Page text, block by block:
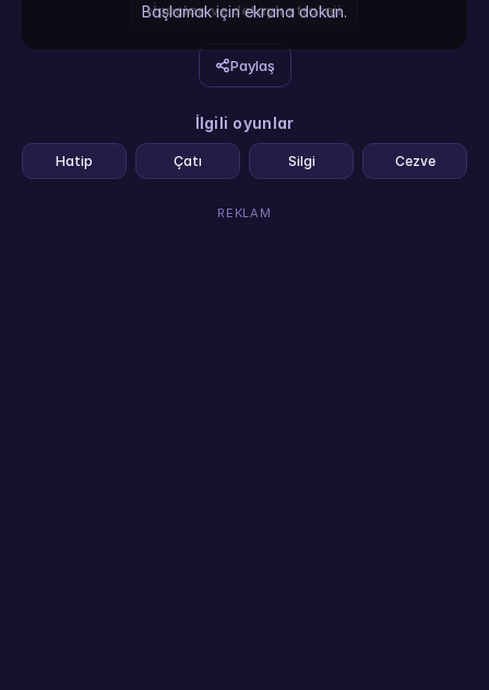
Başlamak için ekrana dokun.
İpuçları ve detaylı strateji
Paylaş
İlgili oyunlar
Hatip Çatı Silgi Cezve
REKLAM